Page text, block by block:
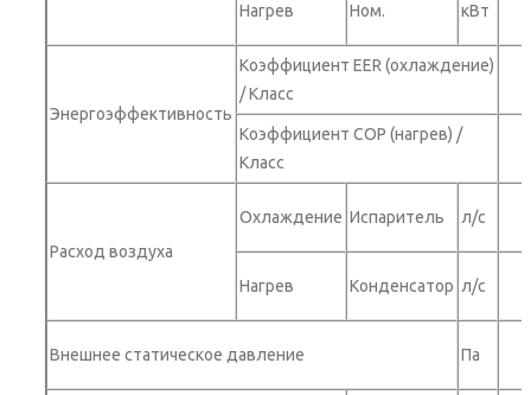
Нагрев
Ном. кВт
Энергоэффективность
Коэффициент EER (охлаждение)
/ Класс
Коэффициент COP (нагрев) /
Класс
Расход воздуха
Охлаждение Испаритель л/с
Нагрев Конденсатор л/с
Внешнее статическое давление Па